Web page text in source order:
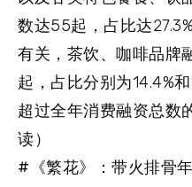
数达55起，占比达
有关，茶饮、咖啡品牌
起，占比分别为14.4%
超过全年消费融资总数
读）
#《繁花》：带火排骨